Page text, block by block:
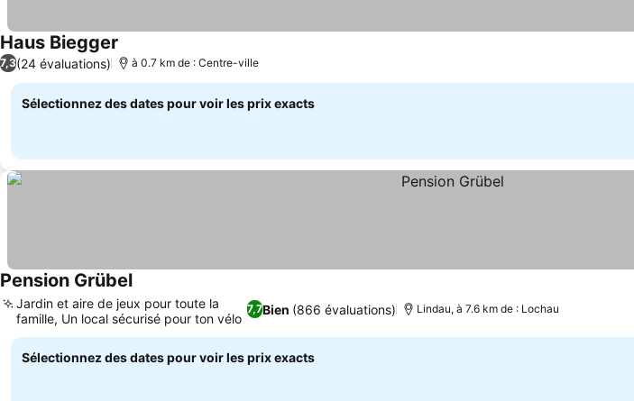
Haus Biegger
7,3(24 évaluations) à 0.7 km de : Centre-ville
Sélectionnez des dates pour voir les prix exacts
Pension Grübel
7,7Bien (866 évaluations)
Jardin et aire de jeux pour toute la
famille, Un local sécurisé pour ton vélo
Lindau, à 7.6 km de : Lochau
Sélectionnez des dates pour voir les prix exacts